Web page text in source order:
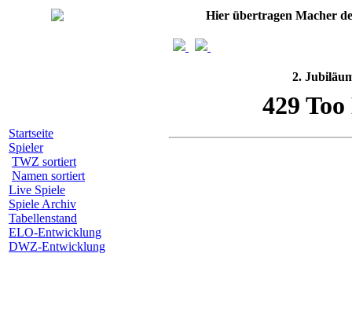
Startseite
Spieler
TWZ sortiert
Namen sortiert
Live Spiele
Spiele Archiv
Tabellenstand
ELO-Entwicklung
DWZ-Entwicklung
Hier übertragen Macher
2.